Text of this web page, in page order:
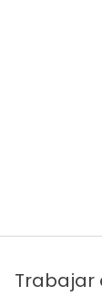
Trabajar